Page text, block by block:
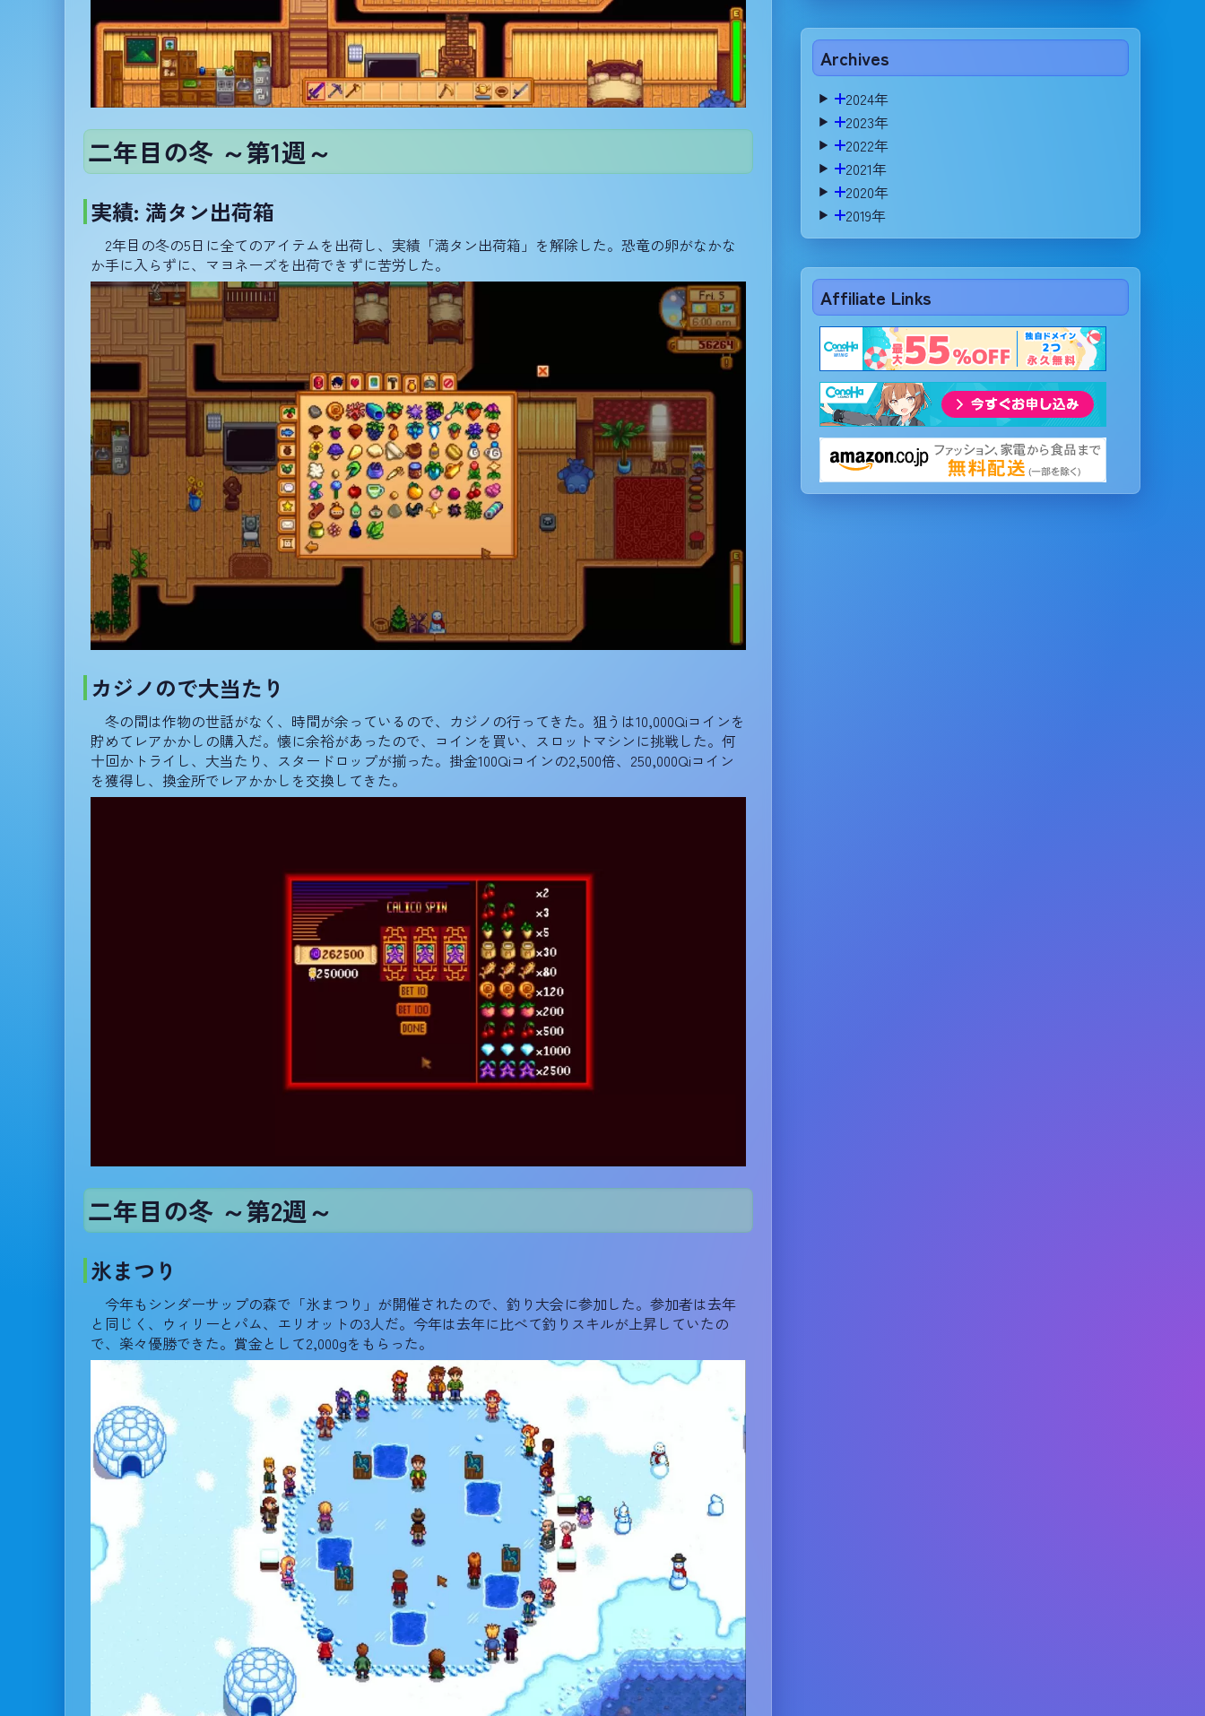
二年目の冬 ～第1週～
実績: 満タン出荷箱
2年目の冬の5日に全てのアイテムを出荷し、実績「満タン出荷箱」を解除した。恐竜の卵がなかな
か手に入らずに、マヨネーズを出荷できずに苦労した。
カジノので大当たり
冬の間は作物の世話がなく、時間が余っているので、カジノの行ってきた。狙うは10,000Qiコインを
貯めてレアかかしの購入だ。懐に余裕があったので、コインを買い、スロットマシンに挑戦した。何
十回かトライし、大当たり、スタードロップが揃った。掛金100Qiコインの2,500倍、250,000Qiコイン
を獲得し、換金所でレアかかしを交換してきた。
二年目の冬 ～第2週～
氷まつり
今年もシンダーサップの森で「氷まつり」が開催されたので、釣り大会に参加した。参加者は去年
と同じく、ウィリーとパム、エリオットの3人だ。今年は去年に比べて釣りスキルが上昇していたの
で、楽々優勝できた。賞金として2,000gをもらった。
Archives
2024年
2023年
2022年
2021年
2020年
2019年
Affiliate Links